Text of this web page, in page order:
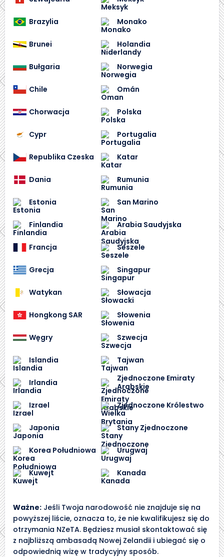
Brazylia
Brunei
Bułgaria
Chile
Chorwacja
Cypr
Republika Czeska
Dania
Estonia
Finlandia
Francja
Grecja
Watykan
Hongkong SAR
Węgry
Islandia
Irlandia
Izrael
Japonia
Korea Południowa
Kuwejt
Monako
Holandia
Norwegia
Omán
Polska
Portugalia
Katar
Rumunia
San Marino
Arabia Saudyjska
Seszele
Singapur
Słowacja
Słowenia
Szwecja
Tajwan
Zjednoczone Emiraty
Arabskie
Zjednoczone Królestwo
Stany Zjednoczone
Urugwaj
Kanada
Ważne: Jeśli Twoja narodowość nie znajduje się na
powyższej liście, oznacza to, że nie kwalifikujesz się do
otrzymania NZeTA. Będziesz musiał skontaktować się
z najbliższą ambasadą Nowej Zelandii i ubiegać się o
odpowiednią wizę w tradycyjny sposób.